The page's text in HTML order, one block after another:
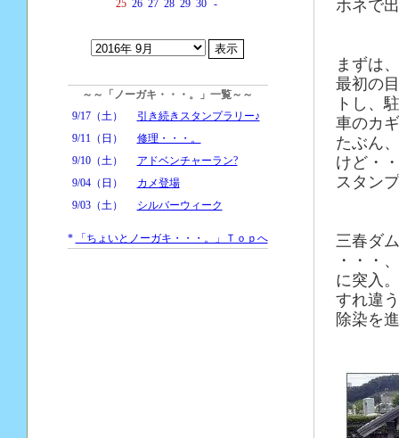
25 26 27 28 29 30 -
～～「ノーガキ・・・。」一覧～～
9/17（土）
引き続きスタンプラリー♪
9/11（日）
修理・・・。
9/10（土）
アドベンチャーラン?
9/04（日）
カメ登場
9/03（土）
シルバーウィーク
* 「ちょいとノーガキ・・・。」Ｔｏｐへ
ホネで
まずは
最初の
トし、
車のカ
たぶん
けど・
スタン
三春ダ
・・・
に突入
すれ違
除染を